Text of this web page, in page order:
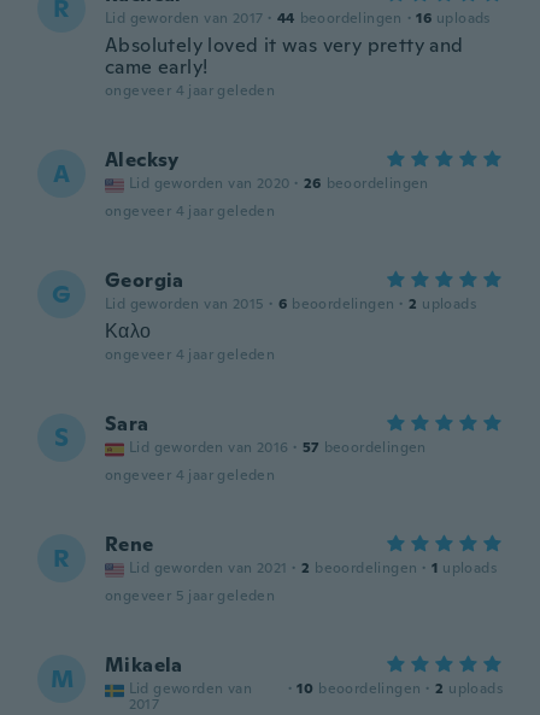
R Lid geworden van 2017 · 44 beoordelingen · 16 uploads
Absolutely loved it was very pretty and
came early!
ongeveer 4 jaar geleden
A Alecksy
Lid geworden van 2020 · 26 beoordelingen
ongeveer 4 jaar geleden
G Georgia
Lid geworden van 2015 · 6 beoordelingen · 2 uploads
Καλο
ongeveer 4 jaar geleden
S Sara
Lid geworden van 2016 · 57 beoordelingen
ongeveer 4 jaar geleden
R Rene
Lid geworden van 2021 · 2 beoordelingen · 1 uploads
ongeveer 5 jaar geleden
M Mikaela
Lid geworden van
2017
· 10 beoordelingen · 2 uploads